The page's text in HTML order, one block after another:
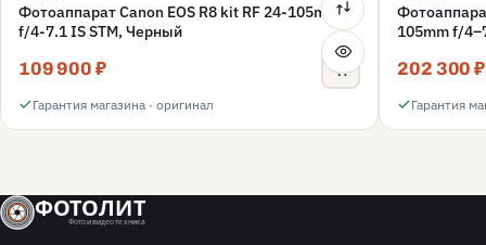
Фотоаппарат Canon EOS R8 kit RF 24-105mm
f/4-7.1 IS STM, Черный
109 900 ₽
Гарантия магазина · оригинал
105mm f/
202 300 ₽
Гарантия
ФОТОЛИТ
Фото и видео техника